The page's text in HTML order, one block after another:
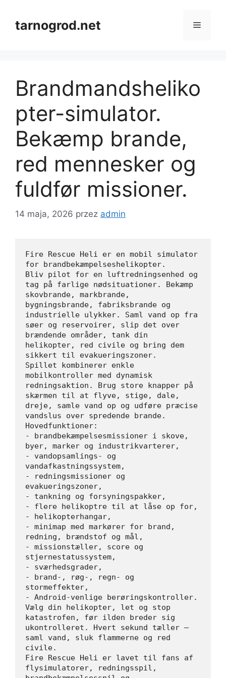
treścitarnogrod.net Menu
Brandmandsheliko
pter-simulator.
Bekæmp brande,
red mennesker og
fuldfør missioner.
14 maja, 2026 przez admin
Fire Rescue Heli er en mobil simulator
for brandbekæmpelseshelikopter.
Bliv pilot for en luftredningsenhed og
tag på farlige nødsituationer. Bekæmp
skovbrande, markbrande,
bygningsbrande, fabriksbrande og
industrielle ulykker. Saml vand op fra
søer og reservoirer, slip det over
brændende områder, tank din
helikopter, red civile og bring dem
sikkert til evakueringszoner.
Spillet kombinerer enkle
mobilkontroller med dynamisk
redningsaktion. Brug store knapper på
skærmen til at flyve, stige, dale,
dreje, samle vand op og udføre præcise
vandslus over spredende brande.
Hovedfunktioner:
- brandbekæmpelsesmissioner i skove,
byer, marker og industrikvarterer,
- vandopsamlings- og
vandafkastningssystem,
- redningsmissioner og
evakueringszoner,
- tankning og forsyningspakker,
- flere helikoptre til at låse op for,
- helikopterhangar,
- minimap med markører for brand,
redning, brændstof og mål,
- missionstæller, score og
stjernestatussystem,
- sværhedsgrader,
- brand-, røg-, regn- og
stormeffekter,
- Android-venlige berøringskontroller.
Vælg din helikopter, let og stop
katastrofen, før ilden breder sig
ukontrolleret. Hvert sekund tæller —
saml vand, sluk flammerne og red
civile.
Fire Rescue Heli er lavet til fans af
flysimulatorer, redningsspil,